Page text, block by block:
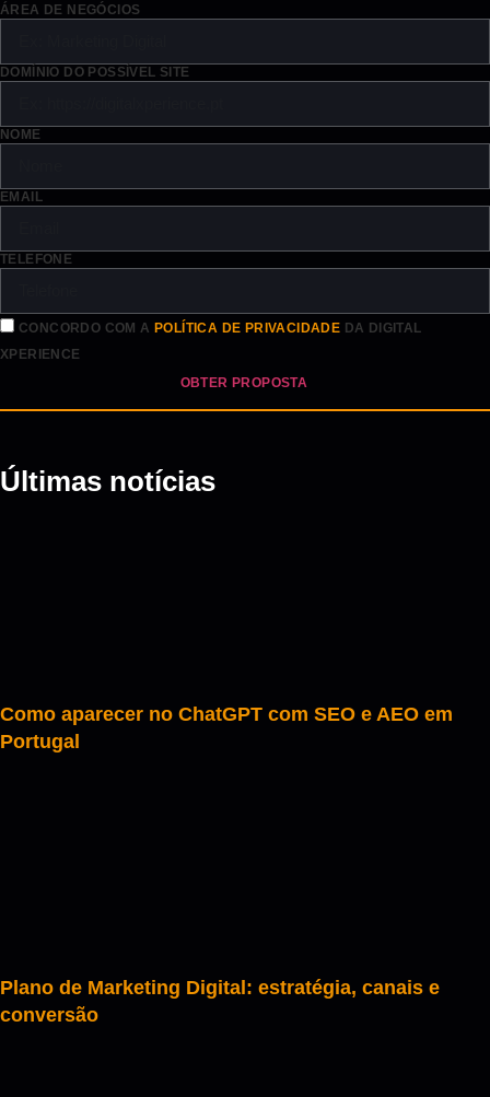
ÁREA DE NEGÓCIOS
DOMÍNIO DO POSSÍVEL SITE
NOME
EMAIL
TELEFONE
CONCORDO COM APOLÍTICA DE PRIVACIDADE DA DIGITAL
XPERIENCE
OBTER PROPOSTA
Últimas notícias
Como aparecer no ChatGPT com SEO e AEO em
Portugal
Plano de Marketing Digital: estratégia, canais e
conversão